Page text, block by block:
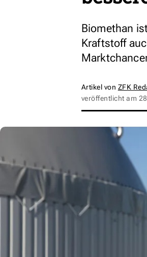
Biomethan
Kraftstoff
Artikel von ZFK
veröffentlicht am